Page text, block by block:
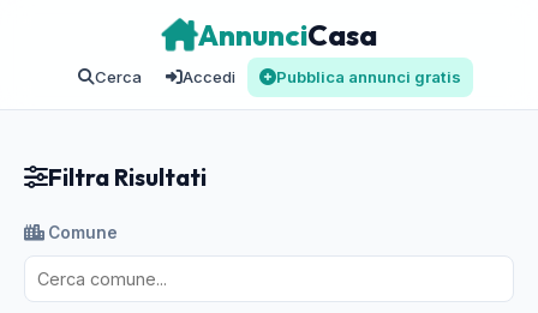
AnnunciCasa
Cerca Accedi Pubblica annunci gratis
Filtra Risultati
Comune